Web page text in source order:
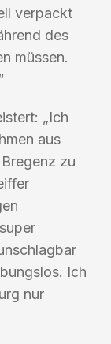
verpackt
des
müssen.
„Ich
aus
zu
Ich
nur